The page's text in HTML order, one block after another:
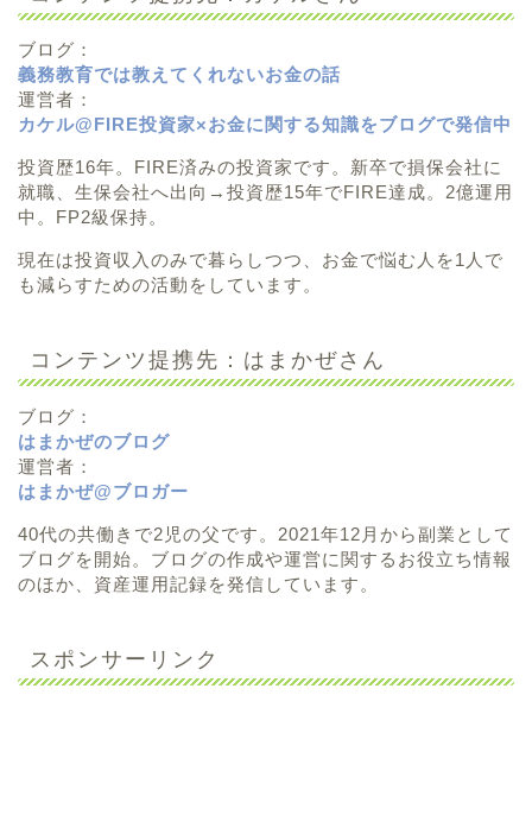
ブログ：
義務教育では教えてくれないお金の話
運営者：
カケル@FIRE投資家×お金に関する知識をブログで発信中
投資歴16年。FIRE済みの投資家です。新卒で損保会社に
就職、生保会社へ出向→投資歴15年でFIRE達成。2億運用
中。FP2級保持。
現在は投資収入のみで暮らしつつ、お金で悩む人を1人で
も減らすための活動をしています。
コンテンツ提携先：はまかぜさん
ブログ：
はまかぜのブログ
運営者：
はまかぜ@ブロガー
40代の共働きで2児の父です。2021年12月から副業として
ブログを開始。ブログの作成や運営に関するお役立ち情報
のほか、資産運用記録を発信しています。
スポンサーリンク